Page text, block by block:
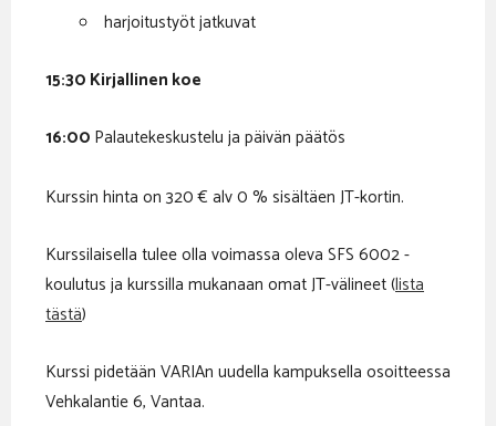
harjoitustyöt jatkuvat
15:30 Kirjallinen koe
16:00 Palautekeskustelu ja päivän päätös
Kurssin hinta on 320 € alv 0 % sisältäen JT-kortin.
Kurssilaisella tulee olla voimassa oleva SFS 6002 -
koulutus ja kurssilla mukanaan omat JT-välineet (lista
tästä)
Kurssi pidetään VARIAn uudella kampuksella osoitteessa
Vehkalantie 6, Vantaa.